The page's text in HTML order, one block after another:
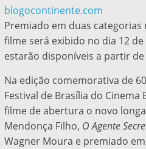
blogocontinente.com
Premiado em duas categorias
filme será exibido no dia 12
estarão disponíveis a partir
Na edição comemorativa de
Festival de Brasília do
filme de abertura o novo
Mendonça Filho, O Agente
Wagner Moura e premiado